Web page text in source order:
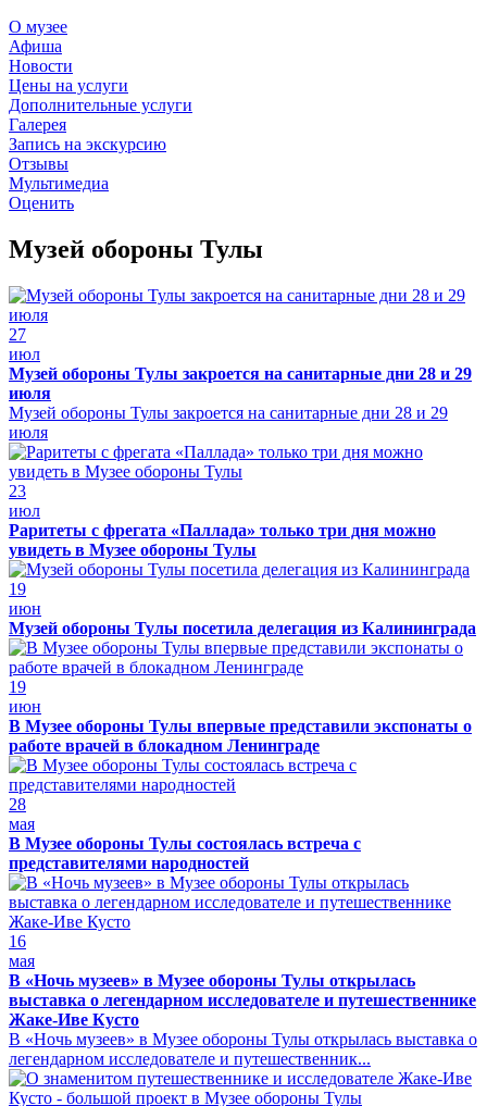
О музее
Афиша
Новости
Цены на услуги
Дополнительные услуги
Галерея
Запись на экскурсию
Отзывы
Мультимедиа
Оценить
Музей обороны Тулы
27
июл
Музей обороны Тулы закроется на санитарные дни 28 и 29
июля
Музей обороны Тулы закроется на санитарные дни 28 и 29
июля
23
июл
Раритеты с фрегата «Паллада» только три дня можно
увидеть в Музее обороны Тулы
19
июн
Музей обороны Тулы посетила делегация из Калининграда
19
июн
В Музее обороны Тулы впервые представили экспонаты о
работе врачей в блокадном Ленинграде
28
мая
В Музее обороны Тулы состоялась встреча с
представителями народностей
16
мая
В «Ночь музеев» в Музее обороны Тулы открылась
выставка о легендарном исследователе и путешественнике
Жаке-Иве Кусто
В «Ночь музеев» в Музее обороны Тулы открылась выставка о
легендарном исследователе и путешественник...